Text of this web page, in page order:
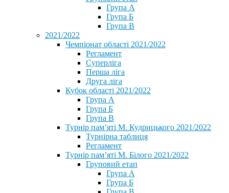
Група А
Група Б
Група В
2021/2022
Чемпіонат області 2021/2022
Регламент
Суперліга
Перша ліга
Друга ліга
Кубок області 2021/2022
Група А
Група Б
Група В
Турнір пам’яті М. Кудрицького 2021/2022
Турнірна таблиця
Регламент
Турнір пам’яті М. Білого 2021/2022
Груповий етап
Група А
Група Б